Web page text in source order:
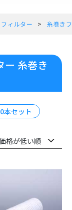
フィルター 糸巻き
ー 糸巻き
本セット